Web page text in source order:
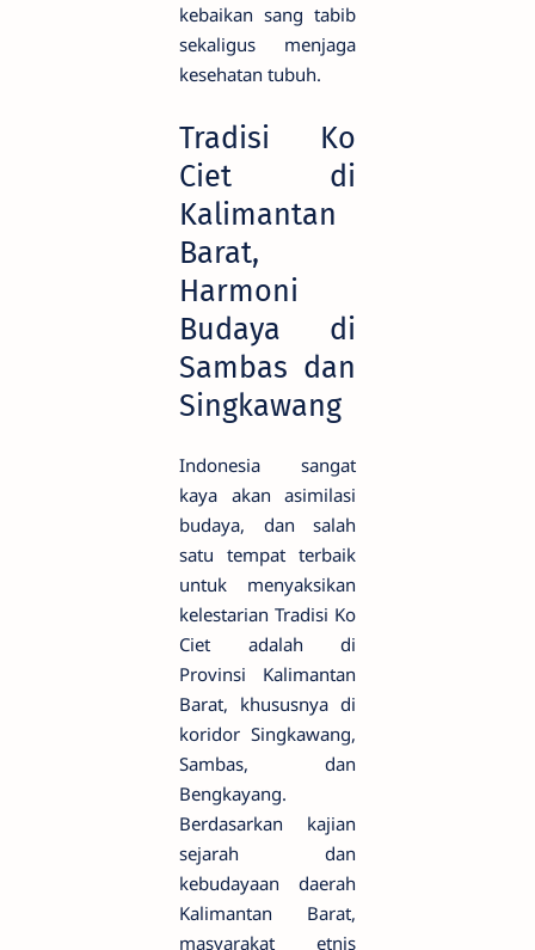
kebaikan sang tabib
sekaligus menjaga
kesehatan tubuh.
Tradisi Ko
Ciet di
Kalimantan
Barat,
Harmoni
Budaya di
Sambas dan
Singkawang
Indonesia sangat
kaya akan asimilasi
budaya, dan salah
satu tempat terbaik
untuk menyaksikan
kelestarian Tradisi Ko
Ciet adalah di
Provinsi Kalimantan
Barat, khususnya di
koridor Singkawang,
Sambas, dan
Bengkayang.
Berdasarkan kajian
sejarah dan
kebudayaan daerah
Kalimantan Barat,
masyarakat etnis